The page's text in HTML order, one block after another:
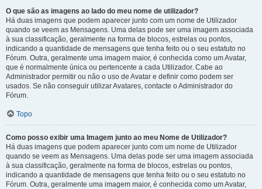
O que são as imagens ao lado do meu nome de utilizador?
Há duas imagens que podem aparecer junto com um nome de Utilizador
quando se veem as Mensagens. Uma delas pode ser uma imagem associada
à sua classificação, geralmente na forma de blocos, estrelas ou pontos,
indicando a quantidade de mensagens que tenha feito ou o seu estatuto no
Fórum. Outra, geralmente uma imagem maior, é conhecida como um Avatar,
que é normalmente única ou pertencente a cada Utilizador. Cabe ao
Administrador permitir ou não o uso de Avatar e definir como podem ser
usados. Se não conseguir utilizar Avatares, contacte o Administrador do
Fórum.
Topo
Como posso exibir uma Imagem junto ao meu Nome de Utilizador?
Há duas imagens que podem aparecer junto com um nome de Utilizador
quando se veem as Mensagens. Uma delas pode ser uma imagem associada
à sua classificação, geralmente na forma de blocos, estrelas ou pontos,
indicando a quantidade de mensagens que tenha feito ou o seu estatuto no
Fórum. Outra, geralmente uma imagem maior, é conhecida como um Avatar,